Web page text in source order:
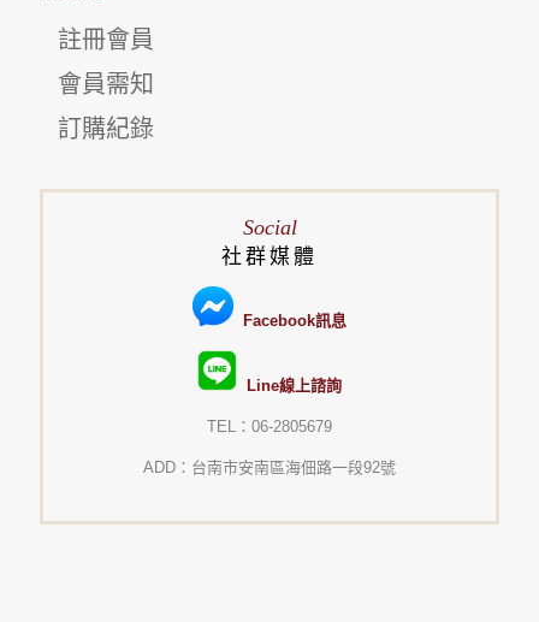
註冊會員
會員需知
訂購紀錄
Social
社群媒體
Facebook訊息
Line線上諮詢
TEL：06-2805679
ADD：台南市安南區海佃路一段92號